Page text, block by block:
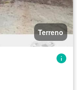
Terreno